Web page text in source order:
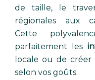
de taille, le
régionales aux
Cette
parfaitement les
locale ou de créer
selon vos goûts.